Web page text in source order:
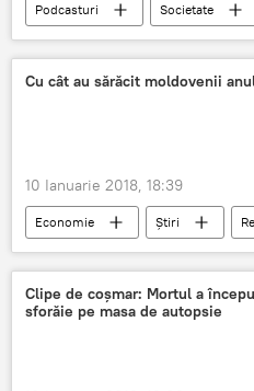
Podcasturi Societate
Republica Moldova
Lucia
noroc
astrolog
Cu cât au sărăcit moldovenii
10 Ianuarie 2018, 18:39
Economie Știri
tarife
prețuri
servicii comunale
Clipe de coșmar: Mortul a
sforăie pe masa de autopsie